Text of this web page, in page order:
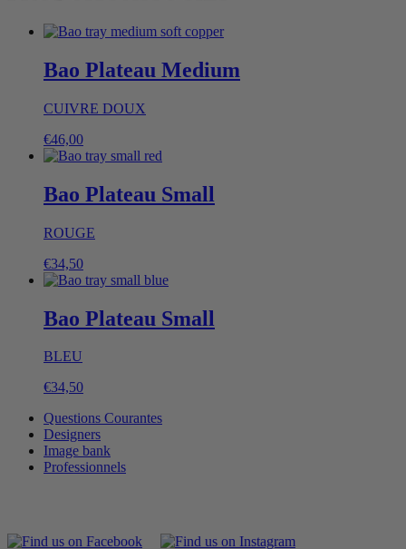
Bao Plateau Medium
CUIVRE DOUX
€46,00
Bao Plateau Small
ROUGE
€34,50
Bao Plateau Small
BLEU
€34,50
Questions Courantes
Designers
Image bank
Professionnels